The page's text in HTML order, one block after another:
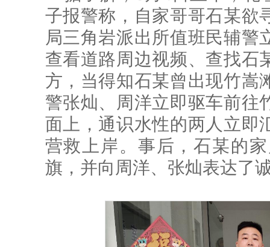
子报警称，自家哥哥石某欲
局三角岩派出所值班民辅警
查看道路周边视频、查找石
方，当得知石某曾出现竹嵩
警张灿、周洋立即驱车前往
面上，通识水性的两人立即
营救上岸。事后，石某的
旗，并向周洋、张灿表达了